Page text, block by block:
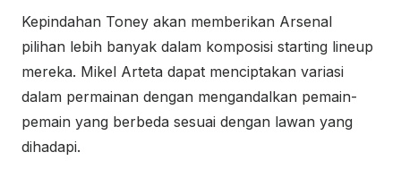
Kepindahan Toney akan memberikan Arsenal
pilihan lebih banyak dalam komposisi starting lineup
mereka. Mikel Arteta dapat menciptakan variasi
dalam permainan dengan mengandalkan pemain-
pemain yang berbeda sesuai dengan lawan yang
dihadapi.